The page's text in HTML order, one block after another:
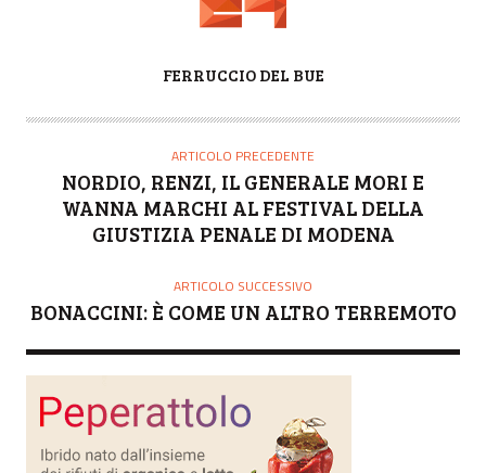
T
FERRUCCIO DEL BUE
ARTICOLO PRECEDENTE
NORDIO, RENZI, IL GENERALE MORI E
WANNA MARCHI AL FESTIVAL DELLA
GIUSTIZIA PENALE DI MODENA
ARTICOLO SUCCESSIVO
BONACCINI: È COME UN ALTRO TERREMOTO